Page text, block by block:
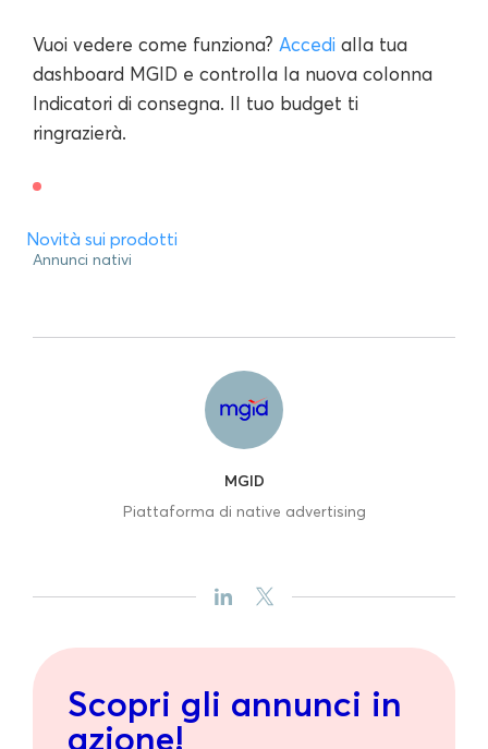
Vuoi vedere come funziona? Accedi alla tua
dashboard MGID e controlla la nuova colonna
Indicatori di consegna. Il tuo budget ti
ringrazierà.
Novità sui prodotti
Annunci nativi
MGID
Piattaforma di native advertising
Scopri gli annunci in
azione!